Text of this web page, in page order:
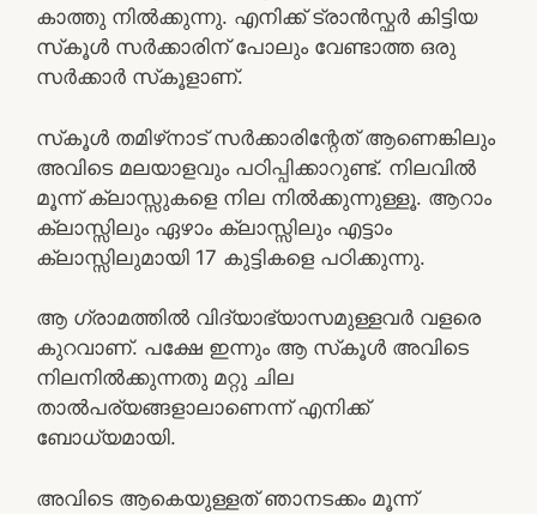
കാത്തു നിൽക്കുന്നു. എനിക്ക് ട്രാൻസ്ഫർ കിട്ടിയ
സ്‌കൂൾ സർക്കാരിന് പോലും വേണ്ടാത്ത ഒരു
സർക്കാർ സ്‌കൂളാണ്.
സ്‌കൂൾ തമിഴ്‌നാട് സർക്കാരിന്റേത് ആണെങ്കിലും
അവിടെ മലയാളവും പഠിപ്പിക്കാറുണ്ട്. നിലവിൽ
മൂന്ന് ക്ലാസ്സുകളെ നില നിൽക്കുന്നുള്ളൂ. ആറാം
ക്ലാസ്സിലും ഏഴാം ക്ലാസ്സിലും എട്ടാം
ക്ലാസ്സിലുമായി 17 കുട്ടികളെ പഠിക്കുന്നു.
ആ ഗ്രാമത്തിൽ വിദ്യാഭ്യാസമുള്ളവർ വളരെ
കുറവാണ്. പക്ഷേ ഇന്നും ആ സ്‌കൂൾ അവിടെ
നിലനിൽക്കുന്നതു മറ്റു ചില
താൽപര്യങ്ങളാലാണെന്ന് എനിക്ക്
ബോധ്യമായി.
അവിടെ ആകെയുള്ളത് ഞാനടക്കം മൂന്ന്